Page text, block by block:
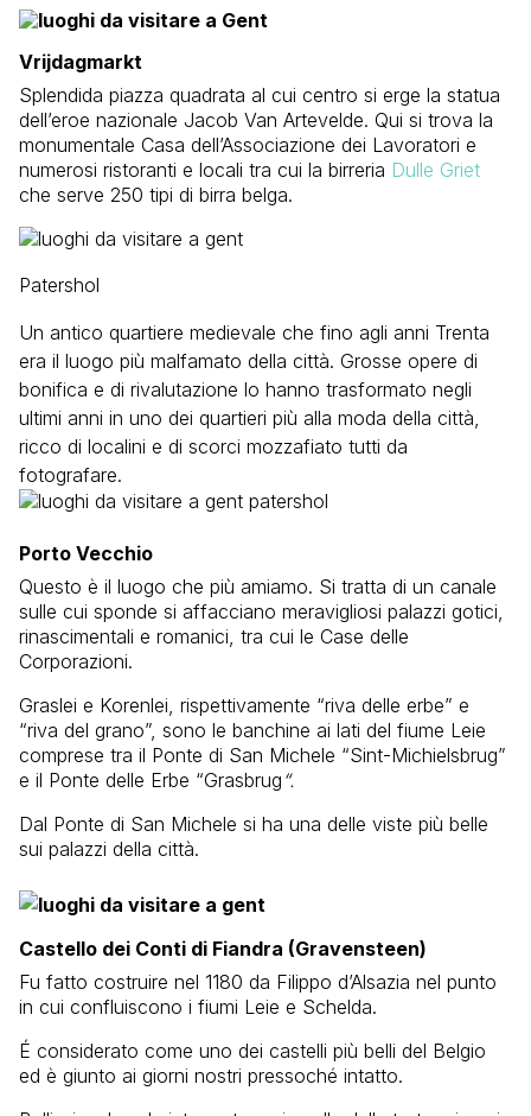
Vrijdagmarkt
Splendida piazza quadrata al cui centro si erge la statua
dell’eroe nazionale Jacob Van Artevelde. Qui si trova la
monumentale Casa dell’Associazione dei Lavoratori e
numerosi ristoranti e locali tra cui la birreria Dulle Griet
che serve 250 tipi di birra belga.
Patershol
Un antico quartiere medievale che fino agli anni Trenta
era il luogo più malfamato della città. Grosse opere di
bonifica e di rivalutazione lo hanno trasformato negli
ultimi anni in uno dei quartieri più alla moda della città,
ricco di localini e di scorci mozzafiato tutti da
fotografare.
Porto Vecchio
Questo è il luogo che più amiamo. Si tratta di un canale
sulle cui sponde si affacciano meravigliosi palazzi gotici,
rinascimentali e romanici, tra cui le Case delle
Corporazioni.
Graslei e Korenlei, rispettivamente “riva delle erbe” e
“riva del grano”, sono le banchine ai lati del fiume Leie
comprese tra il Ponte di San Michele “Sint-Michielsbrug”
e il Ponte delle Erbe “Grasbrug “.
Dal Ponte di San Michele si ha una delle viste più belle
sui palazzi della città.
Castello dei Conti di Fiandra (Gravensteen)
Fu fatto costruire nel 1180 da Filippo d’Alsazia nel punto
in cui confluiscono i fiumi Leie e Schelda.
É considerato come uno dei castelli più belli del Belgio
ed è giunto ai giorni nostri pressoché intatto.